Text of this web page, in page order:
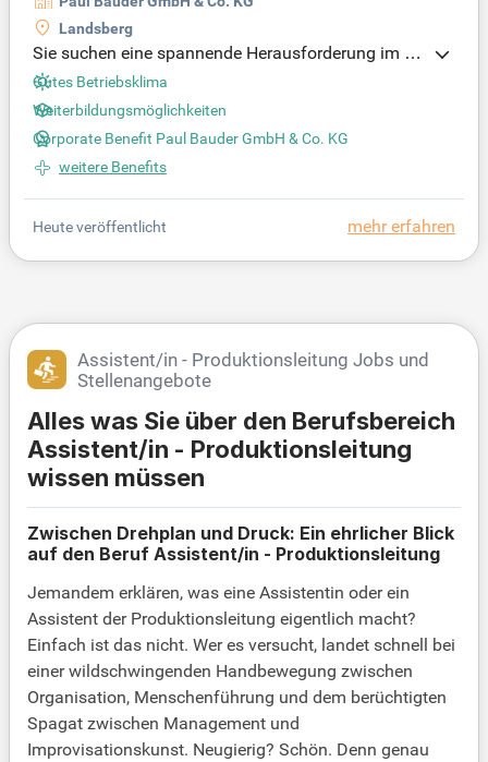
Landsberg
Sie suchen eine spannende Herausforderung im La
bor und in der Qualitätssicherung? Wir bieten Ihnen
eine umfassende Einarbeitung in einem familiären
Umfeld mit flachen Hierarchien und schnellen Ents
cheidungswegen. Ihr Verantwortungsbereich umfa
sst die sorgfältige Überwachung von Produktionsp
e Deutsch- und Englischkenntnisse sowie Erfahrun
g im Umgang mit Normen sind von Vorteil. Nutzen
Gutes Betriebsklima
Weiterbildungsmöglichkeiten
Corporate Benefit Paul Bauder GmbH & Co. KG
weitere Benefits
mehr erfahren
Heute veröffentlicht
Assistent/in - Produktionsleitung Jobs und
Stellenangebote
Alles was Sie über den Berufsbereich
Assistent/in - Produktionsleitung
wissen müssen
Zwischen Drehplan und Druck: Ein ehrlicher Blick
auf den Beruf Assistent/in - Produktionsleitung
Jemandem erklären, was eine Assistentin oder ein
Assistent der Produktionsleitung eigentlich macht?
Einfach ist das nicht. Wer es versucht, landet schnell bei
einer wildschwingenden Handbewegung zwischen
Organisation, Menschenführung und dem berüchtigten
Spagat zwischen Management und
Improvisationskunst. Neugierig? Schön. Denn genau